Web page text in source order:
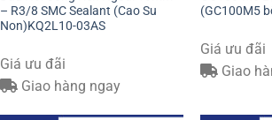
– R3/8 SMC Sealant (Cao Su
Non)KQ2L10-03AS
Giá ưu đãi
Giao hàng ngay
(GC100M5
Giá ưu đãi
Giao